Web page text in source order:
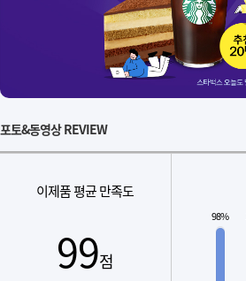
포토&동영상 REVIEW
이제품 평균 만족도
99점
98%